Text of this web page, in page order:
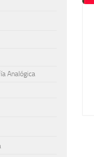
Analógica